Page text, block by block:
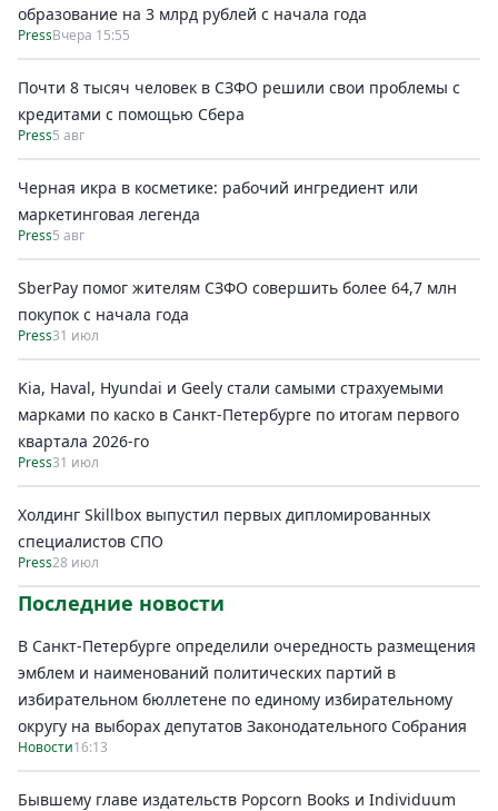
образование на 3 млрд рублей с начала года
PressВчера 15:55
Почти 8 тысяч человек в СЗФО решили свои проблемы с
кредитами с помощью Сбера
Press5 авг
Черная икра в косметике: рабочий ингредиент или
маркетинговая легенда
Press5 авг
SberPay помог жителям СЗФО совершить более 64,7 млн
покупок c начала года
Press31 июл
Kia, Haval, Hyundai и Geely стали самыми страхуемыми
марками по каско в Санкт-Петербурге по итогам первого
квартала 2026-го
Press31 июл
Холдинг Skillbox выпустил первых дипломированных
специалистов СПО
Press28 июл
Последние новости
В Санкт-Петербурге определили очередность размещения
эмблем и наименований политических партий в
избирательном бюллетене по единому избирательному
округу на выборах депутатов Законодательного Собрания
Новости16:13
Бывшему главе издательств Popcorn Books и Individuum